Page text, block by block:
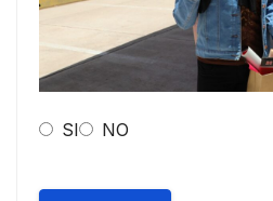
SI NO